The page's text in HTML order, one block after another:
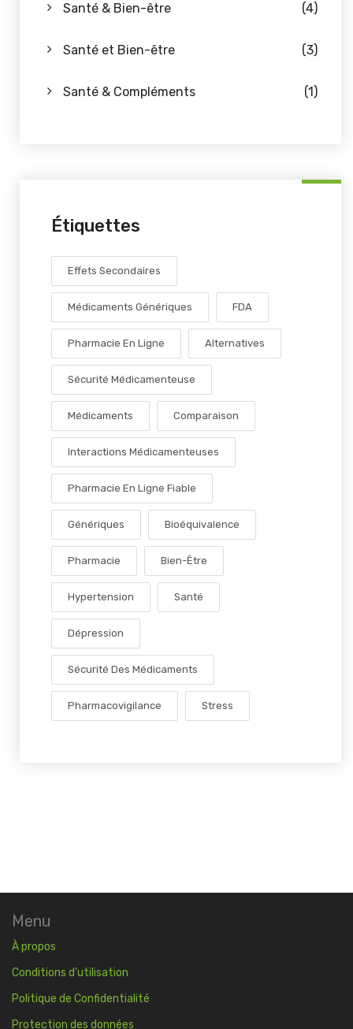
Santé & Bien-être (4)
Santé et Bien-être (3)
Santé & Compléments (1)
Étiquettes
Effets Secondaires
Médicaments Génériques FDA
Pharmacie En Ligne Alternatives
Sécurité Médicamenteuse
Médicaments Comparaison
Interactions Médicamenteuses
Pharmacie En Ligne Fiable
Génériques Bioéquivalence
Pharmacie Bien-Être
Hypertension Santé
Dépression
Sécurité Des Médicaments
Pharmacovigilance Stress
Menu
À propos
Conditions d’utilisation
Politique de Confidentialité
Protection des données